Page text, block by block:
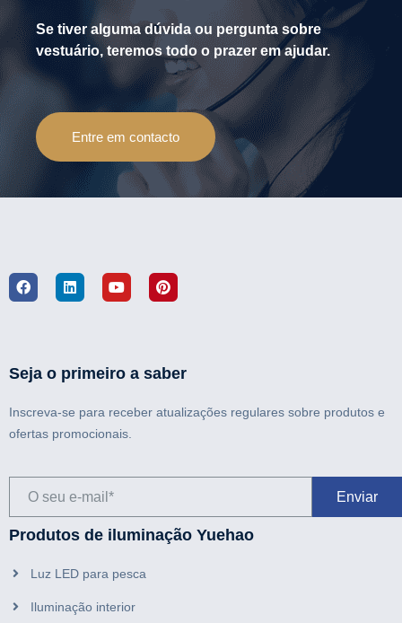
Se tiver alguma dúvida ou pergunta sobre
vestuário, teremos todo o prazer em ajudar.
Entre em contacto
Seja o primeiro a saber
Inscreva-se para receber atualizações regulares sobre produtos e
ofertas promocionais.
Produtos de iluminação Yuehao
Luz LED para pesca
Iluminação interior